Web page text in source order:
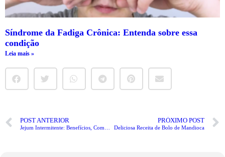
Síndrome da Fadiga Crônica: Entenda sobre essa
condição
Leia mais »
POST ANTERIOR PRÓXIMO POST
Deliciosa Receita de Bolo de Mandioca